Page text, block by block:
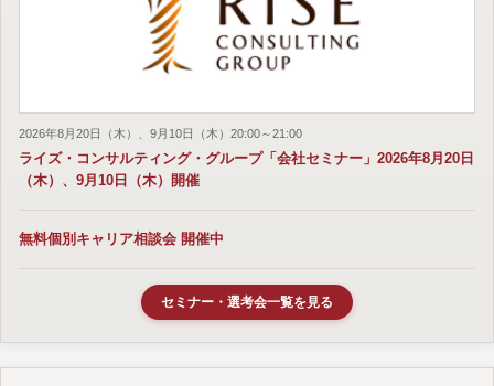
2026年8月20日（木）、9月10日（木）20:00～21:00
ライズ・コンサルティング・グループ「会社セミナー」2026年8月20日
（木）、9月10日（木）開催
無料個別キャリア相談会 開催中
セミナー・選考会一覧を見る